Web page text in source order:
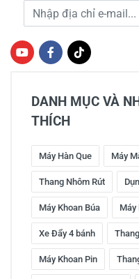
Địa chỉ e-mail
DANH MỤC VÀ
THÍCH
Máy Hàn Que Máy
Thang Nhôm Rút
Máy Khoan Búa Máy
Xe Đẩy 4 bánh
Máy Khoan Pin